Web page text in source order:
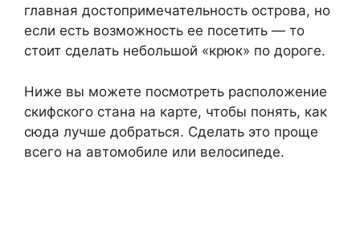
главная достопримечательность острова, но
если есть возможность ее посетить — то
стоит сделать небольшой «крюк» по дороге.
Ниже вы можете посмотреть расположение
скифского стана на карте, чтобы понять, как
сюда лучше добраться. Сделать это проще
всего на автомобиле или велосипеде.